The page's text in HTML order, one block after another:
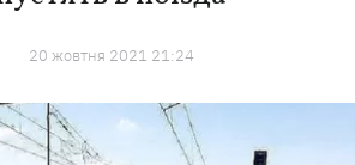
20 жовтня 2021 21:24